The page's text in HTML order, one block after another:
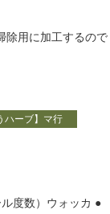
除用に加工するので
ハーブ】マ行
度数）ウォッカ ●